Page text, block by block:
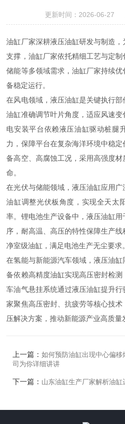
更新时间：2026-06-27
油缸厂家深耕液压油缸研发与制造
支撑，油缸厂家依托精细工艺与定制
储能等多领域需求，油缸厂家持续
备稳定运行。
在风电领域，液压油缸是关键执行
油缸准确调节叶片角度，适应风速
电安装平台依赖液压油缸驱动桩腿
力，保障平台在复杂海洋环境中稳
备高空、高腐蚀工况，采用高强度
命。
在光伏与储能领域，液压油缸应用
油缸调整光伏板角度，实现全天太
率。锂电池生产设备中，液压油缸
序，耐高温、高压的特性保障生产
净室级油缸，满足电池生产无尘要求。
在氢能与新能源汽车领域，液压油
备依赖高精度油缸实现高压密封检
车油气悬挂系统通过液压油缸提升
家聚焦高压密封、抗疲劳等核心技
压解决方案，推动新能源产业高质量
上一篇：如何预防油缸出现中心偏
司为你详细讲讲
下一篇： 山东油缸生产厂家解析油缸